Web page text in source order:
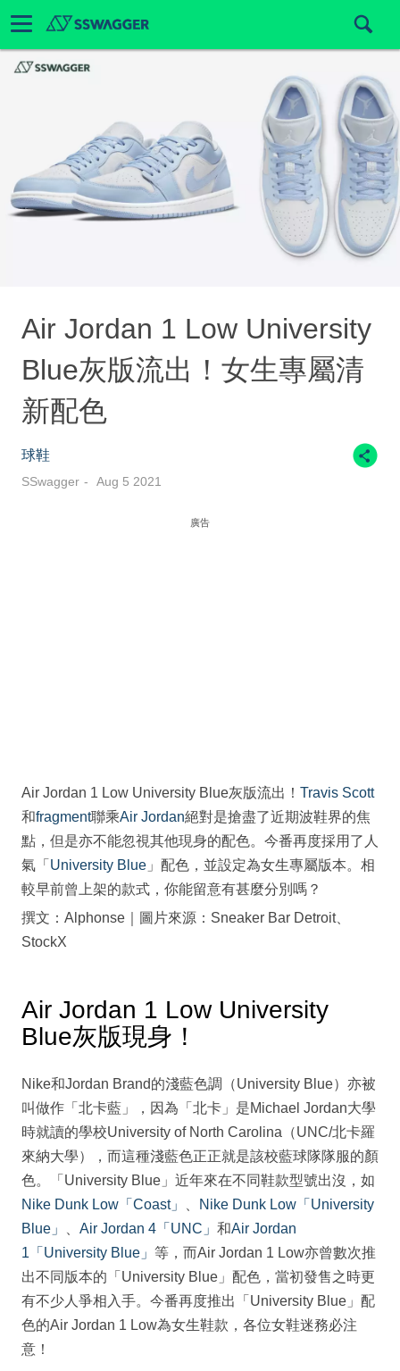
Air Jordan 1 Low University
Blue灰版流出！女生專屬清
新配色
球鞋
SSwagger Aug 5 2021
廣告
Air Jordan 1 Low University Blue灰版流出！ Travis Scott
和fragment聯乘Air Jordan絕對是搶盡了近期波鞋界的焦
點，但是亦不能忽視其他現身的配色。今番再度採用了人
氣「 University Blue 」配色，並設定為女生專屬版本。相
較早前曾上架的款式，你能留意有甚麼分別嗎？
撰文：Alphonse｜圖片來源：Sneaker Bar Detroit、
StockX
Air Jordan 1 Low University
Blue灰版現身！
Nike和Jordan Brand的淺藍色調（University Blue）亦被
叫做作「北卡藍」，因為「北卡」是Michael Jordan大學
時就讀的學校University of North Carolina（UNC/北卡羅
來納大學），而這種淺藍色正正就是該校藍球隊隊服的顏
色。「University Blue」近年來在不同鞋款型號出沒，如
Nike Dunk Low「Coast」
Nike Dunk Low「University
Blue」
Air Jordan 4「UNC」 和Air Jordan
1「University Blue」 等，而Air Jordan 1 Low亦曾數次推
出不同版本的「University Blue」配色，當初發售之時更
有不少人爭相入手。今番再度推出「University Blue」配
色的Air Jordan 1 Low為女生鞋款，各位女鞋迷務必注
意！